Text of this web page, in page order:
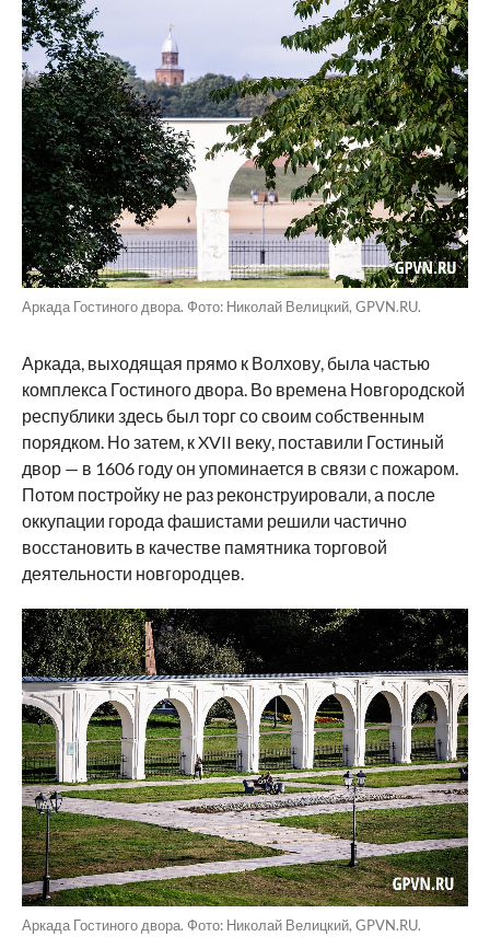
Аркада Гостиного двора. Фото: Николай Велицкий, GPVN.RU.
Аркада, выходящая прямо к Волхову, была частью
комплекса Гостиного двора. Во времена Новгородской
республики здесь был торг со своим собственным
порядком. Но затем, к XVII веку, поставили Гостиный
двор — в 1606 году он упоминается в связи с пожаром.
Потом постройку не раз реконструировали, а после
оккупации города фашистами решили частично
восстановить в качестве памятника торговой
деятельности новгородцев.
Аркада Гостиного двора. Фото: Николай Велицкий, GPVN.RU.